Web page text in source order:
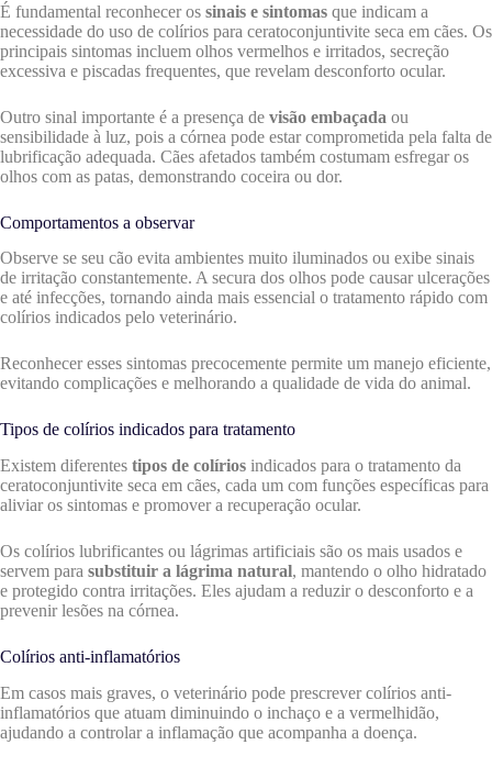
É fundamental reconhecer os sinais e sintomas que indicam a
necessidade do uso de colírios para ceratoconjuntivite seca em cães. Os
principais sintomas incluem olhos vermelhos e irritados, secreção
excessiva e piscadas frequentes, que revelam desconforto ocular.
Outro sinal importante é a presença de visão embaçada ou
sensibilidade à luz, pois a córnea pode estar comprometida pela falta de
lubrificação adequada. Cães afetados também costumam esfregar os
olhos com as patas, demonstrando coceira ou dor.
Comportamentos a observar
Observe se seu cão evita ambientes muito iluminados ou exibe sinais
de irritação constantemente. A secura dos olhos pode causar ulcerações
e até infecções, tornando ainda mais essencial o tratamento rápido com
colírios indicados pelo veterinário.
Reconhecer esses sintomas precocemente permite um manejo eficiente,
evitando complicações e melhorando a qualidade de vida do animal.
Tipos de colírios indicados para tratamento
Existem diferentes tipos de colírios indicados para o tratamento da
ceratoconjuntivite seca em cães, cada um com funções específicas para
aliviar os sintomas e promover a recuperação ocular.
Os colírios lubrificantes ou lágrimas artificiais são os mais usados e
servem para substituir a lágrima natural, mantendo o olho hidratado
e protegido contra irritações. Eles ajudam a reduzir o desconforto e a
prevenir lesões na córnea.
Colírios anti-inflamatórios
Em casos mais graves, o veterinário pode prescrever colírios anti-
inflamatórios que atuam diminuindo o inchaço e a vermelhidão,
ajudando a controlar a inflamação que acompanha a doença.